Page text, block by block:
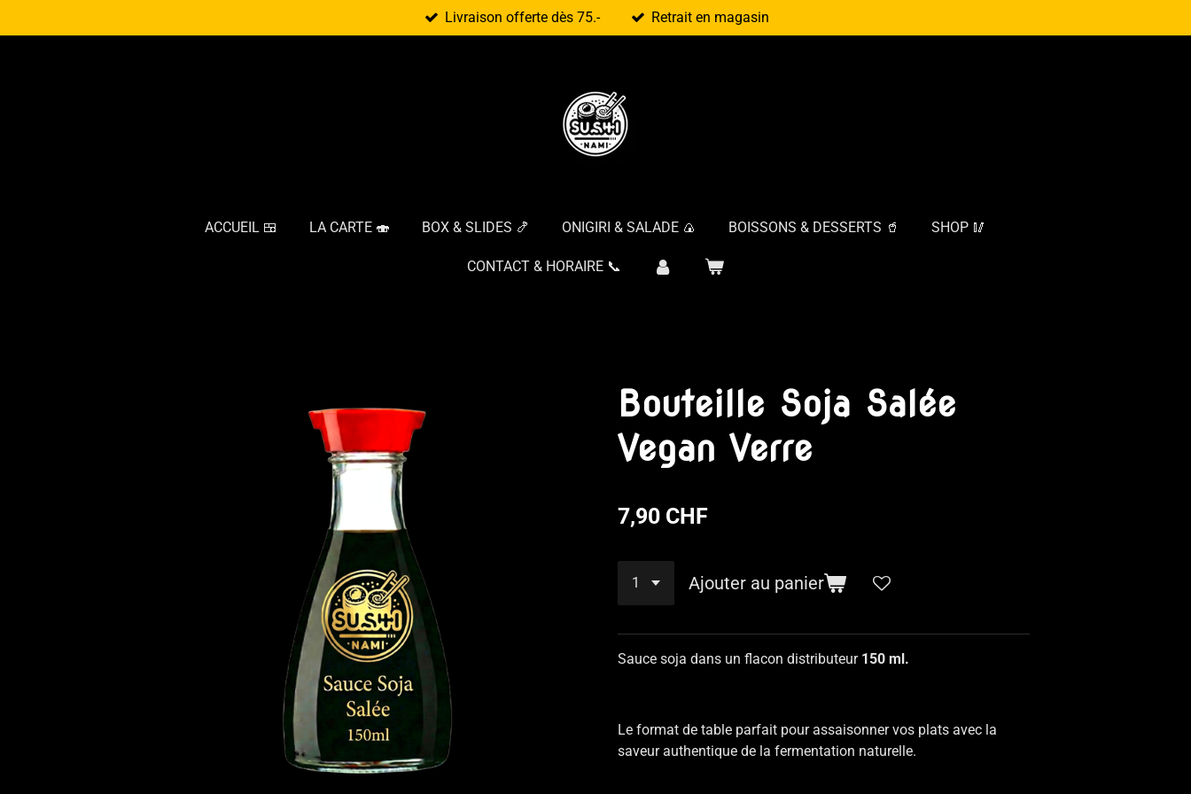
au
Livraison offerte dès 75.- Retrait en magasin
ACCUEIL 🍱 LA CARTE 🍣 BOX & SLIDES 🍤 ONIGIRI & SALADE 🍙 BOISSONS & DESSERTS 🥤 SHOP 🥢
CONTACT & HORAIRE 📞
Bouteille Soja Salée
Vegan Verre
7,90 CHF
Ajouter au panier
Sauce soja dans un flacon distributeur 150 ml.
Le format de table parfait pour assaisonner vos plats avec la
saveur authentique de la fermentation naturelle.